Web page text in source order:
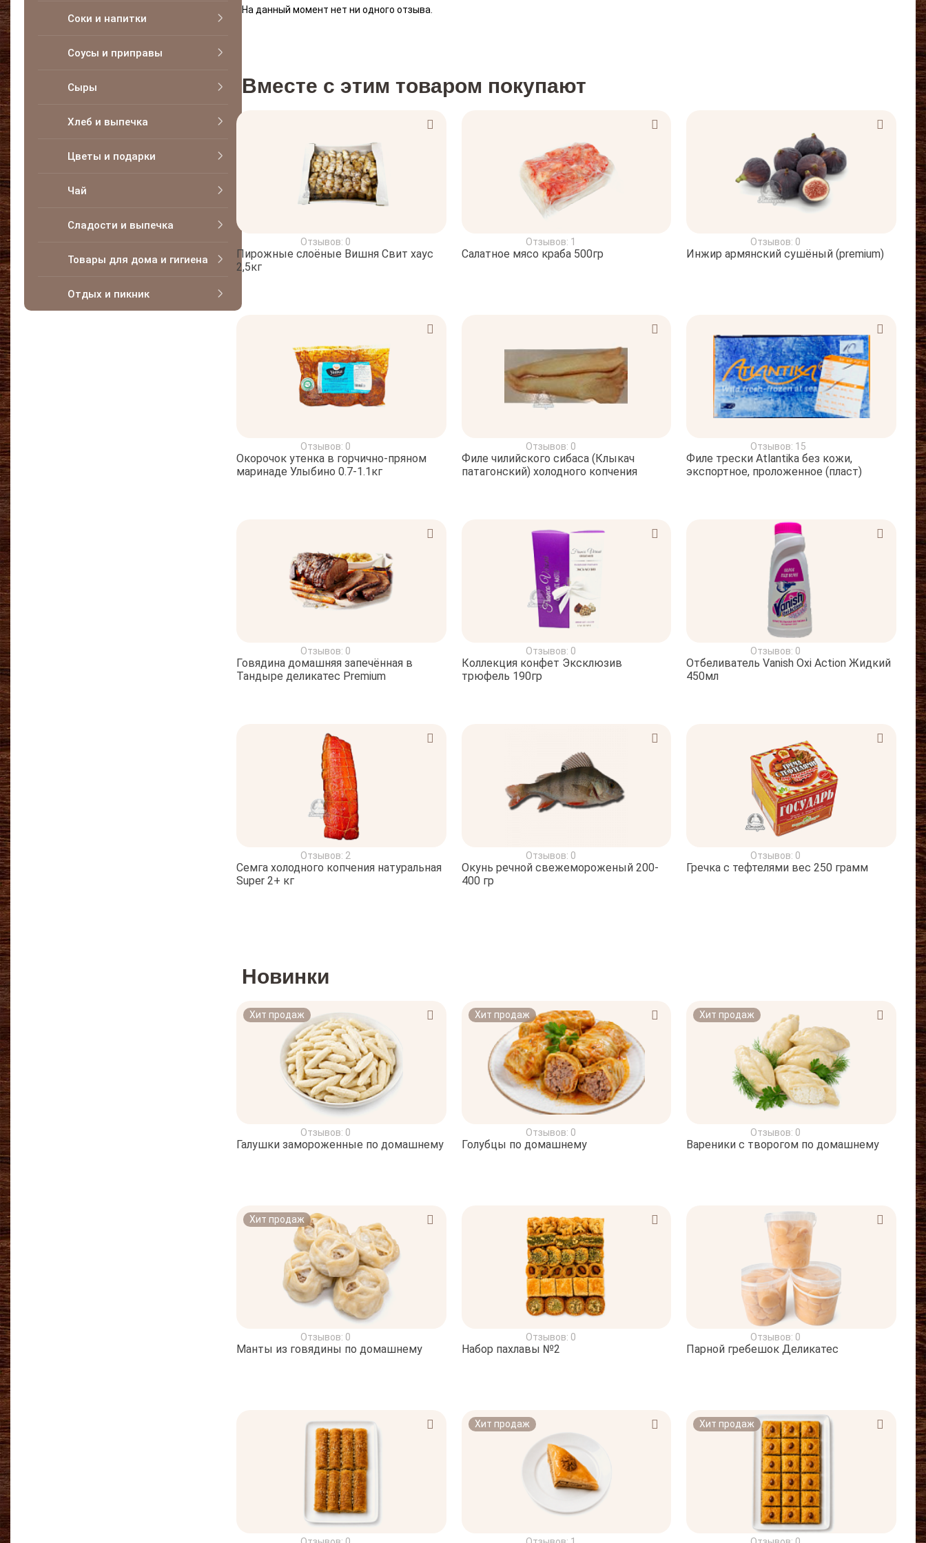
Соки и напитки
Соусы и приправы
Сыры
Хлеб и выпечка
Цветы и подарки
Чай
Сладости и выпечка
Товары для дома и гигиена
Отдых и пикник
На данный момент нет ни одного отзыва.
Вместе с этим товаром покупают
Отзывов: 0
Пирожные слоёные Вишня Свит хаус
2,5кг
Отзывов: 1
Салатное мясо краба 500гр
Отзывов: 0
Инжир армянский сушёный (premium)
Отзывов: 0
Окорочок утенка в горчично-пряном
маринаде Улыбино 0.7-1.1кг
Отзывов: 0
Филе чилийского сибаса (Клыкач
патагонский) холодного копчения
Отзывов: 15
Филе трески Atlantika без кожи,
экспортное, проложенное (пласт)
Отзывов: 0
Говядина домашняя запечённая в
Тандыре деликатес Premium
Отзывов: 0
Коллекция конфет Эксклюзив
трюфель 190гр
Отзывов: 0
Отбеливатель Vanish Oxi Action Жидкий
450мл
Отзывов: 2
Семга холодного копчения натуральная
Super 2+ кг
Отзывов: 0
Окунь речной свежемороженый 200-
400 гр
Отзывов: 0
Гречка с тефтелями вес 250 грамм
Новинки
Хит продаж
Отзывов: 0
Галушки замороженные по домашнему
Хит продаж
Отзывов: 0
Голубцы по домашнему
Хит продаж
Отзывов: 0
Вареники с творогом по домашнему
Хит продаж
Отзывов: 0
Манты из говядины по домашнему
Отзывов: 0
Набор пахлавы №2
Отзывов: 0
Парной гребешок Деликатес
Хит продаж Хит продаж